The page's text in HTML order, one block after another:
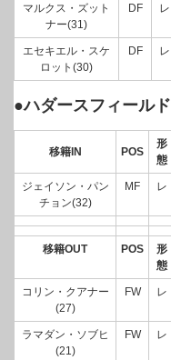
マルクス・ズット
ナー(31)
DF レ
エセキエル・スケ
ロット(30)
DF レ
●ハダースフィールド
移籍IN POS
形
態
ジェイソン・パン
チョン(32)
MF レ
移籍OUT POS
形
態
コリン・クアナー
(27)
FW レ
ラマダン・ソブヒ
(21)
FW レ